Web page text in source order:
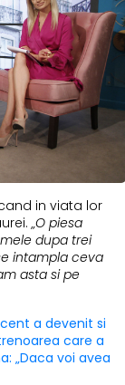
in viata lor
„O piesa
dupa trei
intampla ceva
asta si pe
a devenit si
care a
„Daca voi avea